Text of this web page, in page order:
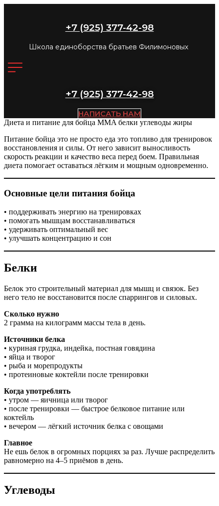
+7 (925) 377-42-98
Школа единоборства братьев Филимоновых
+7 (925) 377-42-98
НАПИСАТЬ НАМ
Диета и питание для бойца MMA белки углеводы жиры
Питание бойца это не просто еда это топливо для тренировок
восстановления и силы. От него зависит выносливость
скорость реакции и качество веса перед боем. Правильная
диета помогает оставаться лёгким и мощным одновременно.
Основные цели питания бойца
• поддерживать энергию на тренировках
• помогать мышцам восстанавливаться
• удерживать оптимальный вес
• улучшать концентрацию и сон
Белки
Белок это строительный материал для мышц и связок. Без
него тело не восстановится после спаррингов и силовых.
Сколько нужно
2 грамма на килограмм массы тела в день.
Источники белка
• куриная грудка, индейка, постная говядина
• яйца и творог
• рыба и морепродукты
• протеиновые коктейли после тренировки
Когда употреблять
• утром — яичница или творог
• после тренировки — быстрое белковое питание или
коктейль
• вечером — лёгкий источник белка с овощами
Главное
Не ешь белок в огромных порциях за раз. Лучше распределить
равномерно на 4–5 приёмов в день.
Углеводы